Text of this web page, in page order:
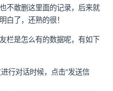
不敢删这里面的记录，后来就
白了，还熟的很！
栏是怎么有的数据呢，有如下
行对话时候，点击“发送信